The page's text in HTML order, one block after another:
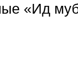
«Ид